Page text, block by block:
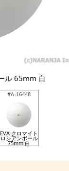
ル 65mm 白
#A-16448
EVA クロマイト
ロシアンボール
75mm 白